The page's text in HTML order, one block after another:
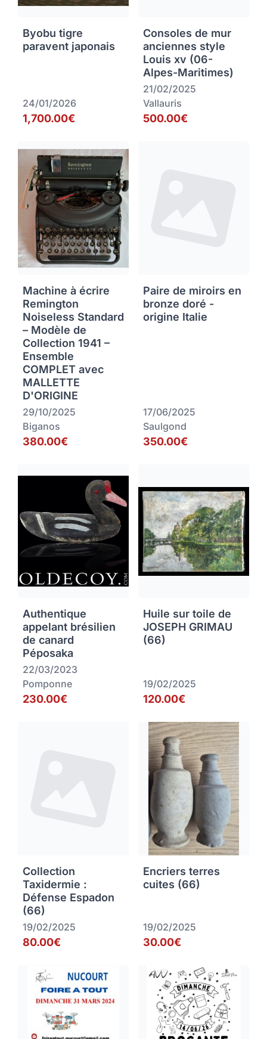
Byobu tigre
paravent japonais
24/01/2026
1,700.00€
Consoles de mur
anciennes style
Louis xv (06-
Alpes-Maritimes)
21/02/2025
Vallauris
500.00€
Machine à écrire
Remington
Noiseless Standard
– Modèle de
Collection 1941 –
Ensemble
COMPLET avec
MALLETTE
D'ORIGINE
29/10/2025
Biganos
380.00€
Paire de miroirs en
bronze doré -
origine Italie
17/06/2025
Saulgond
350.00€
Authentique
appelant brésilien
de canard
Péposaka
22/03/2023
Pomponne
230.00€
Huile sur toile de
JOSEPH GRIMAU
(66)
19/02/2025
120.00€
Collection
Taxidermie :
Défense Espadon
(66)
19/02/2025
80.00€
Encriers terres
cuites (66)
19/02/2025
30.00€